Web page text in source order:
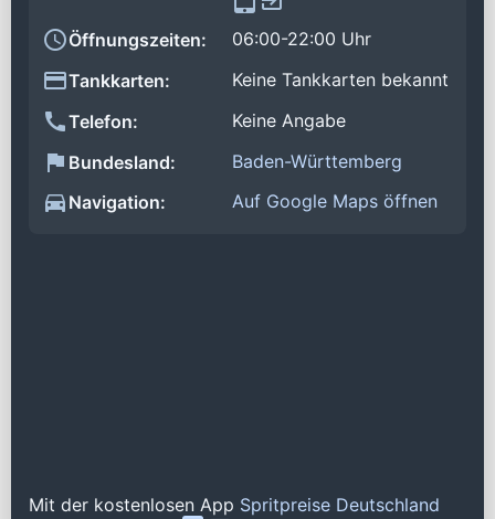
Öffnungszeiten:
06:00-22:00 Uhr
Tankkarten:
Keine Tankkarten bekannt
Telefon:
Keine Angabe
Bundesland:
Baden-Württemberg
Navigation:
Auf Google Maps öffnen
Mit der kostenlosen App Spritpreise Deutschland